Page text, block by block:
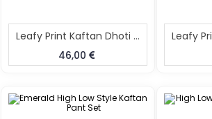
Leafy Print Kaftan Dhoti Skirt Set
46,00